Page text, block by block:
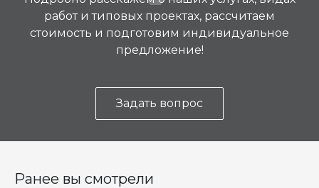
работ и типовых проектах, рассчитаем
стоимость и подготовим индивидуальное
предложение!
Задать вопрос
Ранее вы смотрели